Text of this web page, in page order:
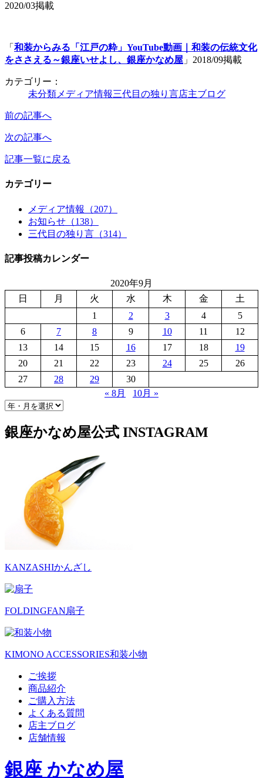
2020/03掲載
「 和装からみる「江戸の粋」YouTube動画｜和装の伝統文化
をささえる～銀座いせよし、銀座かなめ屋 」2018/09掲載
カテゴリー：
未分類 メディア情報三代目の独り言店主ブログ
前の記事へ
次の記事へ
記事一覧に戻る
カテゴリー
メディア情報（207）
お知らせ（138）
三代目の独り言（314）
記事投稿カレンダー
2020年9月
日
月 火 水 木 金
土
1
2 3 4
5
6
7 8 9 10 11
12
13
14 15 16 17 18
19
20
21 22 23 24 25
26
27
28 29
30
« 8月
10月 »
銀座かなめ屋公式 INSTAGRAM
KANZASHIかんざし
FOLDINGFAN扇子
KIMONO ACCESSORIES和装小物
ご挨拶
商品紹介
ご購入方法
よくある質問
店主ブログ
店舗情報
銀座 かなめ屋